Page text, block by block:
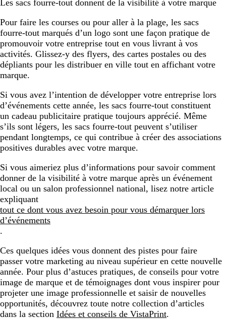
Les sacs fourre-tout donnent de la visibilité à votre marque
Pour faire les courses ou pour aller à la plage, les sacs
fourre-tout marqués d’un logo sont une façon pratique de
promouvoir votre entreprise tout en vous livrant à vos
activités. Glissez-y des flyers, des cartes postales ou des
dépliants pour les distribuer en ville tout en affichant votre
marque.
Si vous avez l’intention de développer votre entreprise lors
d’événements cette année, les sacs fourre-tout constituent
un cadeau publicitaire pratique toujours apprécié. Même
s’ils sont légers, les sacs fourre-tout peuvent s’utiliser
pendant longtemps, ce qui contribue à créer des associations
positives durables avec votre marque.
Si vous aimeriez plus d’informations pour savoir comment
donner de la visibilité à votre marque après un événement
local ou un salon professionnel national, lisez notre article
expliquant
tout ce dont vous avez besoin pour vous démarquer lors
d’événements
.
Ces quelques idées vous donnent des pistes pour faire
passer votre marketing au niveau supérieur en cette nouvelle
année. Pour plus d’astuces pratiques, de conseils pour votre
image de marque et de témoignages dont vous inspirer pour
projeter une image professionnelle et saisir de nouvelles
opportunités, découvrez toute notre collection d’articles
dans la section Idées et conseils de VistaPrint.